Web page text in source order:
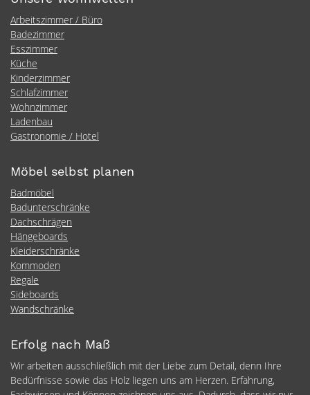
Arbeitszimmer / Büro
Badezimmer
Esszimmer
Küche
Kinderzimmer
Schlafzimmer
Wohnzimmer
Ladenbau
Gastronomie / Hotel
Möbel selbst planen
Badmöbel
Badunterschränke
Dachschrägen
Hängeboards
Kleiderschränke
Kommoden
Regale
Sideboards
Wandschränke
Erfolg nach Maß
Wir arbeiten ausschließlich mit der Liebe zum Detail, denn Ihre
Bedürfnisse sowie das Holz liegen uns am Herzen. Erfahrung,